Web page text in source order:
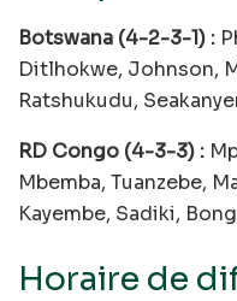
Botswana (4-2-3-1) :
Ditlhokwe, Johnson,
Ratshukudu,
RD Congo (4-3-3) :
Mbemba, Tuanzebe,
Kayembe, Sadiki,
Horaire de